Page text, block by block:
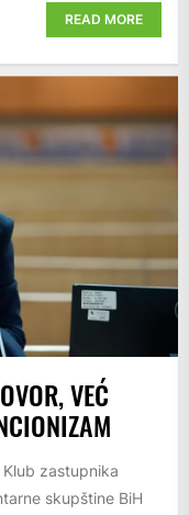
READ MORE
VEĆ
zastupnika
skupštine BiH